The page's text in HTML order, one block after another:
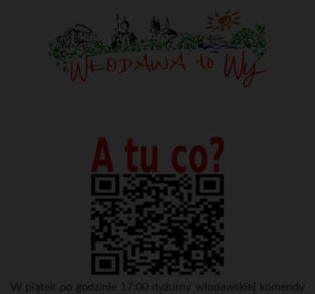
W piątek po godzinie 17:00 dyżurny włodawskiej komendy